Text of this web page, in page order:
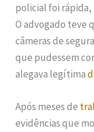
policial foi rápida,
O advogado teve
câmeras de
que pudessem
alegava legítima
Após meses de
evidências que